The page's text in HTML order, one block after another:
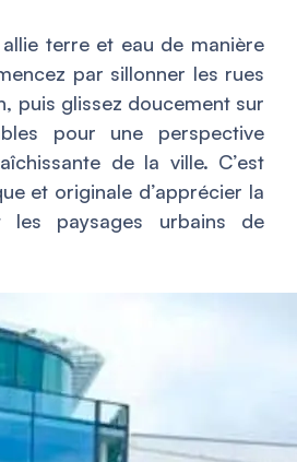
terre et eau de manière
par sillonner les rues
puis glissez doucement sur
pour une perspective
de la ville. C’est
et originale d’apprécier la
les paysages urbains de